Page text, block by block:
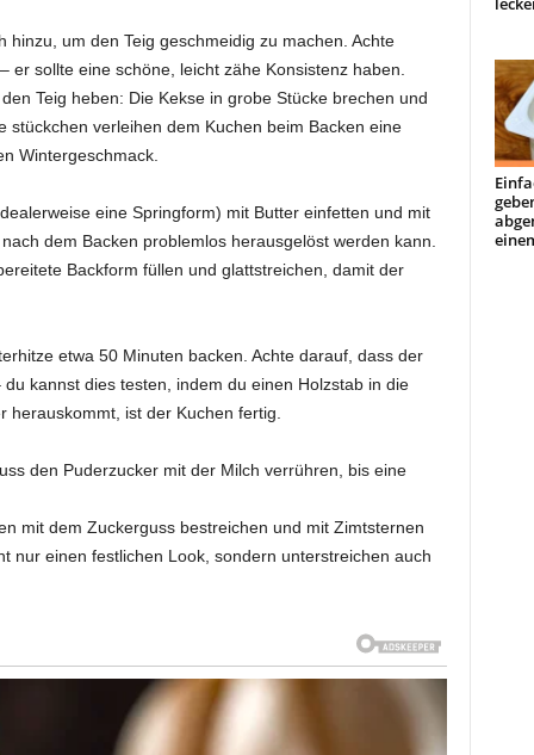
um den Teig geschmeidig zu machen. Achte
er sollte eine schöne, leicht zähe Konsistenz haben.
Teig heben: Die Kekse in grobe Stücke brechen und
stückchen verleihen dem Kuchen beim Backen eine
Wintergeschmack.
eine Springform) mit Butter einfetten und mit
dem Backen problemlos herausgelöst werden kann.
Backform füllen und glattstreichen, damit der
etwa 50 Minuten backen. Achte darauf, dass der
kannst dies testen, indem du einen Holzstab in die
ist der Kuchen fertig.
den Puderzucker mit der Milch verrühren, bis eine
mit dem Zuckerguss bestreichen und mit Zimtsternen
nur einen festlichen Look, sondern unterstreichen auch